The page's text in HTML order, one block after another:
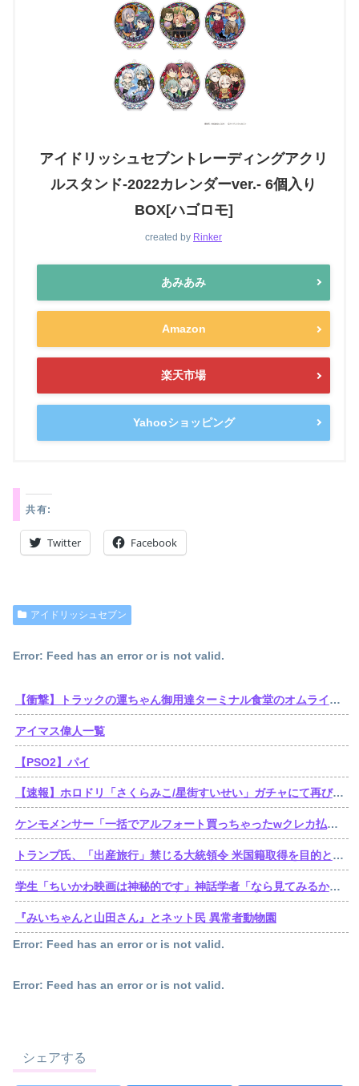
アイドリッシュセブントレーディングアクリ
ルスタンド-2022カレンダーver.- 6個入り
BOX[ハゴロモ]
created by Rinker
あみあみ
Amazon
楽天市場
Yahooショッピング
共有:
Twitter Facebook
アイドリッシュセブン
Error: Feed has an error or is not valid.
【衝撃】トラックの運ちゃん御用達ターミナル食堂のオムライスが強すぎるｗｗｗｗｗ(※画像あり)
アイマス偉人一覧
【PSO2】パイ
【速報】ホロドリ「さくらみこ/星街すいせい」ガチャにて再びセルラン1位達成！
ケンモメンサー「一括でアルフォート買っちゃったwクレカ払いで来月の俺ごめんねー」銀行「デビットカードなんで即時引き落としです」
トランプ氏、「出産旅行」禁じる大統領令 米国籍取得を目的とした中国人らの渡米を問題視
学生「ちいかわ映画は神秘的です」神話学者「なら見てみるか…」
『みいちゃんと山田さん』とネット民 異常者動物園
Error: Feed has an error or is not valid.
Error: Feed has an error or is not valid.
シェアする